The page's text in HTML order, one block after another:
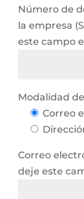
Número de
la empresa
este campo
Modalidad
Correo
Correo
deje este